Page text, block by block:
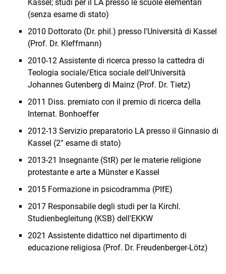
Kassel; studi per il LA presso le scuole elementari
(senza esame di stato)
2010 Dottorato (Dr. phil.) presso l'Università di Kassel
(Prof. Dr. Kleffmann)
2010-12 Assistente di ricerca presso la cattedra di
Teologia sociale/Etica sociale dell'Università
Johannes Gutenberg di Mainz (Prof. Dr. Tietz)
2011 Diss. premiato con il premio di ricerca della
Internat. Bonhoeffer
2012-13 Servizio preparatorio LA presso il Ginnasio di
Kassel (2° esame di stato)
2013-21 Insegnante (StR) per le materie religione
protestante e arte a Münster e Kassel
2015 Formazione in psicodramma (PIfE)
2017 Responsabile degli studi per la Kirchl.
Studienbegleitung (KSB) dell'EKKW
2021 Assistente didattico nel dipartimento di
educazione religiosa (Prof. Dr. Freudenberger-Lötz)